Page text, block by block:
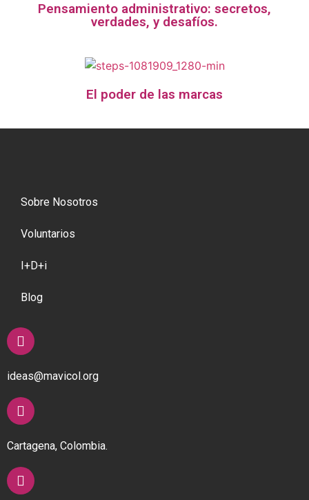
Pensamiento administrativo: secretos,
verdades, y desafíos.
El poder de las marcas
Sobre Nosotros
Voluntarios
I+D+i
Blog
ideas@mavicol.org
Cartagena, Colombia.